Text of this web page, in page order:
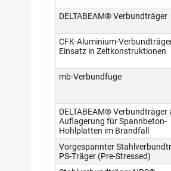
DELTABEAM® Verbundträger
CFK-Aluminium-
Einsatz in Zeltkonstruktionen
mb-Verbundfuge
DELTABEAM® Verbundträger
Auflagerung für Spannbeton-
Hohlplatten im Brandfall
Vorgespannter
PS-Träger (Pre-Stressed)